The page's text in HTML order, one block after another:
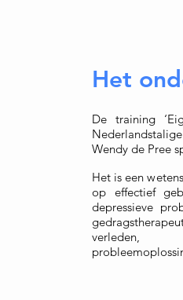
Het
De training
Wendy de Pree
Het is een
op effectief
depressieve